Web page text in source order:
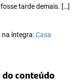
tarde demais. […]
na íntegra:Casa
do conteúdo